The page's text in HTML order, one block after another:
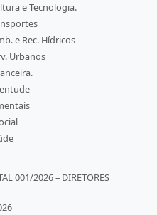
e Tecnologia.
e Rec. Hídricos
Urbanos
001/2026 – DIRETORES